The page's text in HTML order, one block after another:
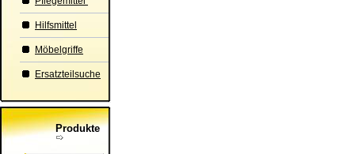
Hilfsmittel
Möbelgriffe
Ersatzteilsuche
Produkte